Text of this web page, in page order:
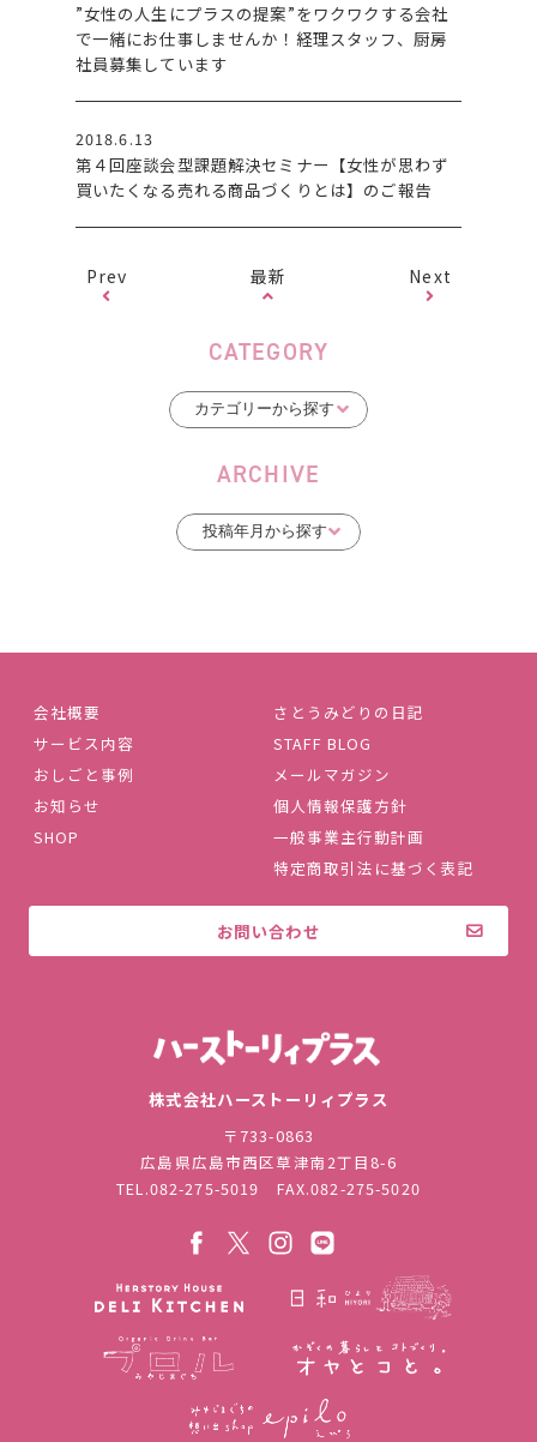
”女性の人生にプラスの提案”をワクワクする会社
で一緒にお仕事しませんか！経理スタッフ、厨房
社員募集しています
2018.6.13
第４回座談会型課題解決セミナー【女性が思わず
買いたくなる売れる商品づくりとは】のご報告
最新
Prev Next
CATEGORY
ARCHIVE
会社概要
サービス内容
おしごと事例
お知らせ
SHOP
さとうみどりの日記
STAFF BLOG
メールマガジン
個人情報保護方針
一般事業主行動計画
特定商取引法に基づく表記
お問い合わせ
株式会社ハーストーリィプラス
〒733-0863
広島県広島市西区草津南2丁目8-6
TEL.082-275-5019 FAX.082-275-5020